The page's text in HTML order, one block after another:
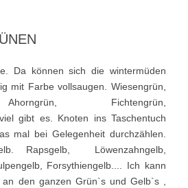
Da können sich die wintermüden
mit Farbe vollsaugen. Wiesengrün,
Fichtengrün,
gibt es. Knoten ins Taschentuch
mal bei Gelegenheit durchzählen.
Rapsgelb, Löwenzahngelb,
Forsythiengelb.... Ich kann
den ganzen Grün`s und Gelb`s ,